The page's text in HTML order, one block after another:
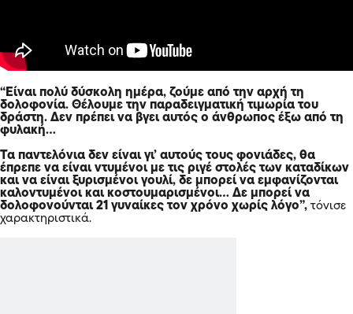
“Είναι πολύ δύσκολη ημέρα, ζούμε από την αρχή τη
δολοφονία. Θέλουμε την παραδειγματική τιμωρία του
δράστη. Δεν πρέπει να βγει αυτός ο άνθρωπος έξω από τη
φυλακή…
Τα παντελόνια δεν είναι γι’ αυτούς τους φονιάδες, θα
έπρεπε να είναι ντυμένοι με τις ριγέ στολές των καταδίκων
και να είναι ξυρισμένοι γουλί, δε μπορεί να εμφανίζονται
καλοντυμένοι και κοστουμαρισμένοι… Δε μπορεί να
δολοφονούνται 21 γυναίκες τον χρόνο χωρίς λόγο”, τόνισε
χαρακτηριστικά.